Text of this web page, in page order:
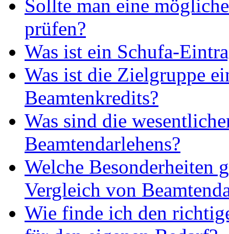
Sollte man eine
prüfen?
Was ist ein Schufa-
Was ist die Zielgruppe
Beamtenkredits?
Was sind die
Beamtendarlehens?
Welche Besonderheiten
Vergleich von
Wie finde ich den